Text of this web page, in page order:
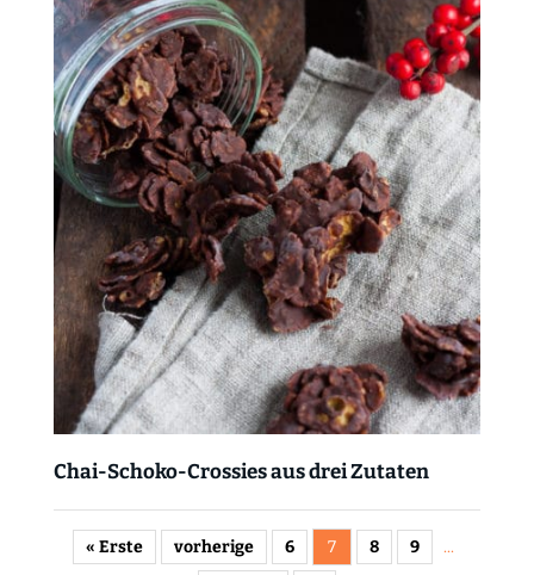
Chai-Schoko-Crossies aus drei Zutaten
« Erste vorherige 6 7 8 9
...